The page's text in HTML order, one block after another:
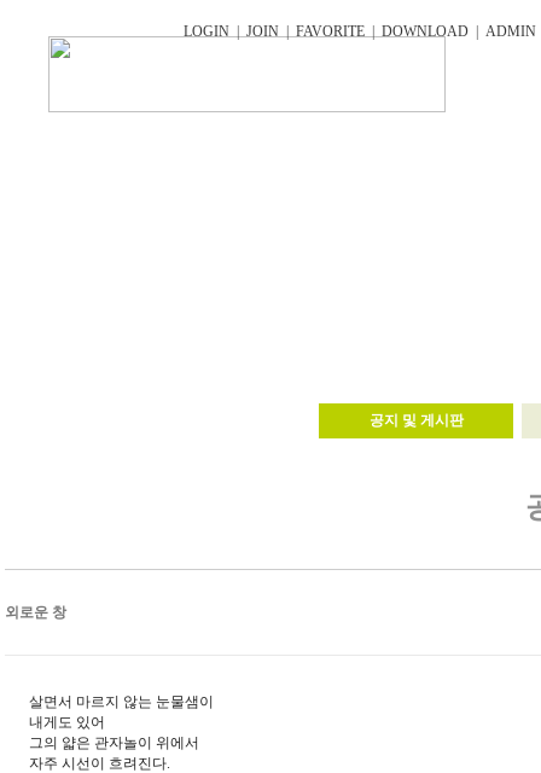
ADMIN
|
DOWNLOAD
|
FAVORITE
|
JOIN
|
LOGIN
공지 및 게시판
외로운 창
살면서 마르지 않는 눈물샘이
내게도 있어
그의 얇은 관자놀이 위에서
자주 시선이 흐려진다.